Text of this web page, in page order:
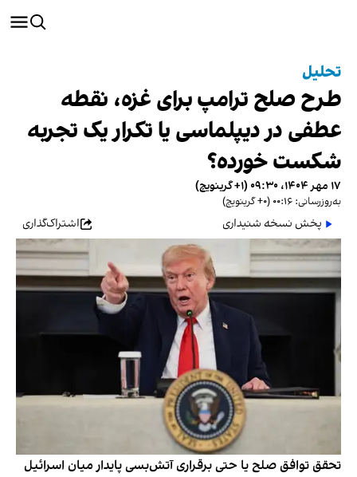
تحلیل
طرح صلح ترامپ برای غزه، نقطه
عطفی در دیپلماسی یا تکرار یک تجربه
شکست خورده؟
۱۷ مهر ۱۴۰۴، ۰۹:۳۰ (‎+۱ گرینویچ)
به‌روزرسانی: ۰۰:۱۶ (‎+۰ گرینویچ)
پخش نسخه شنیداری اشتراک‌گذاری
تحقق توافق صلح یا حتی برقراری آتش‌بسی پایدار میان اسرائیل